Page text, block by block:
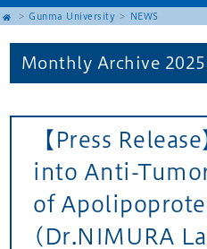
Gunma University NEWS
Monthly Archive
【Press
into Anti-
of
(Dr.NIMURA